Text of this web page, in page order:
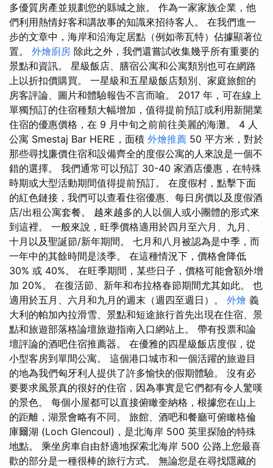
多優質房產並規劃您的縣城之旅。 作為一家家族企業，他
們利用熱情好客和講故事的知識來招待客人。 在我們進一
步的文章中，海岸和沿海定居點（例如蒂瓦特）佔據顯著位
置。 外燴廚房 除此之外，我們還嘗試收集幾乎所有重要的
景點和資訊。 星級飯店、膳宿公寓和公寓類別也可在網路
上以折扣價購買。 一星級和五星級飯店類別、家庭旅館的
房客評論、圖片和體驗報告不言而喻。 2017 年，可在線上
單獨預訂的住宿種類大幅增加，值得提前預訂或利用新開業
住宿的優惠價格，在 9 月中旬之前前往美麗的海灘。 4 人
公寓 Smestaj Bar HERE，面積 外燴推薦 50 平方米，對於
那些尋找廉價住宿和設備齊全的度假公寓的人來說是一個不
錯的選擇。 我們通常可以預訂 30-40 家酒店優惠，在特殊
時期或大型活動期間值得提前預訂。 在度假村，點擊下面
的紅色鏈接，我們可以查看住宿優惠、每日房價以及度假酒
店/出租公寓套餐。 越來越多的人以個人或小團體的形式來
到這裡。 一般來說，旺季價格適用於四月至六月、九月、
十月以及聖誕節/新年期間。 七月和八月被認為是中季，而
一年中的其餘時間是淡季。 在這種情況下，價格會降低
30% 或 40%。 在旺季期間，某些日子，價格可能會額外增
加 20%。 在復活節、新年和布拉格春節期間尤其如此。 也
適用於五月、六月和九月的週末（週四至週日）。 外燴 義
大利的帕加內拉滑雪、景點和短途旅行首先出現在住宿、景
點和旅遊部落格論壇旅遊指南入口網站上。 帶有投票和論
壇評論的酒吧住宿推薦器。 在優雅的四星級飯店度假，從
小型客房到單間公寓。 這個港口城市和一個活躍的旅遊目
的地為我們匈牙利人提供了許多愉快的假期體驗。 沒有必
要要求風景真的很好的住宿，因為事實是它們都有令人驚嘆
的景色。 每個小屋都可以直接俯瞰奎納格，根據您在山上
的距離，湖景會略有不同。 旅館、酒吧和餐廳可俯瞰格倫
庫爾湖 (Loch Glencoul)，是北海岸 500 英里探險的特殊
地點。 乘坐房車自由舒適地探索北海岸 500 公路上您最喜
歡的部分是一種很棒的旅行方式。 無論您是在尋找隱藏的